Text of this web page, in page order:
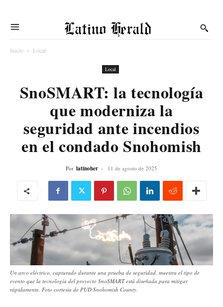
Latino Herald
Inicio Local
Local
SnoSMART: la tecnología
que moderniza la
seguridad ante incendios
en el condado Snohomish
Por latinoher - 11 de agosto de 2025
Un arco eléctrico, capturado durante una prueba de seguridad, muestra el tipo de
evento que la tecnología del proyecto SnoSMART está diseñada para mitigar
rápidamente. Foto cortesía de PUD Snohomish County.